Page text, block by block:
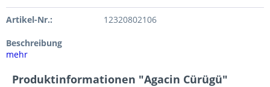
Artikel-Nr.: 12320802106
Beschreibung
mehr
Produktinformationen "Agacin Cürügü"